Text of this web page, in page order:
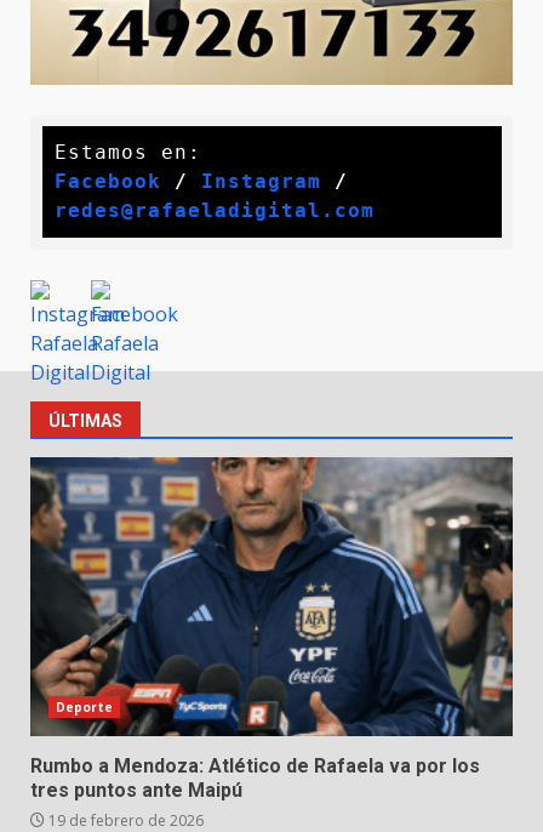
Facebook / Instagram /
redes@rafaeladigital.com
ÚLTIMAS
Deporte
Rumbo a Mendoza: Atlético de Rafaela va por los
tres puntos ante Maipú
19 de febrero de 2026